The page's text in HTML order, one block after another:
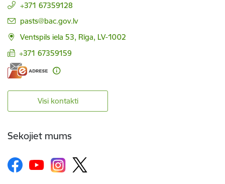
+371 67359128
E-pasts:
pasts@bac.gov.lv
Ventspils iela 53, Rīga, LV-1002
+371 67359159
Visi kontakti
Sekojiet mums